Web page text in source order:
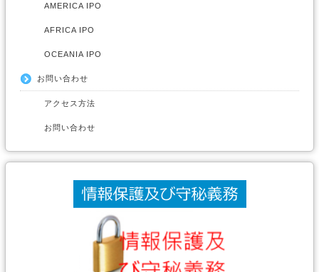
AMERICA IPO
AFRICA IPO
OCEANIA IPO
お問い合わせ
アクセス方法
お問い合わせ